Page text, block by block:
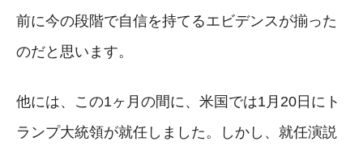
前に今の段階で自信を持てるエビデンスが揃った
のだと思います。
他には、この1ヶ月の間に、米国では1月20日にト
ランプ大統領が就任しました。しかし、就任演説